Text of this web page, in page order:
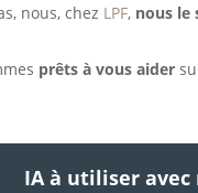
nous, chez LPF, nous le
prêts à vous aider
IA à utiliser avec